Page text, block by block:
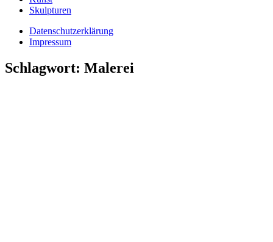
Skulpturen
Datenschutzerklärung
Impressum
Schlagwort: Malerei